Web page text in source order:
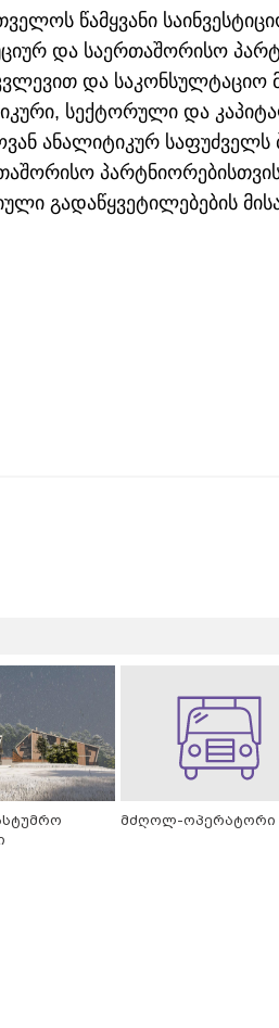
წამყვანი
და საერთაშორისო
და საკონსულტაციო
სექტორული და
ანალიტიკურ საფუძველს
გადაწყვეტილებების
მძღოლ-ოპერატორი